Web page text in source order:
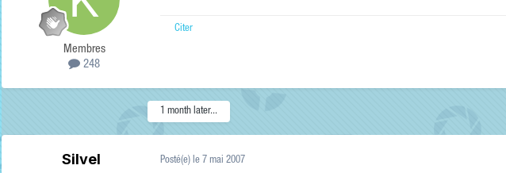
Membres
248
Citer
1 month later...
Silvel Posté(e) le 7 mai 2007